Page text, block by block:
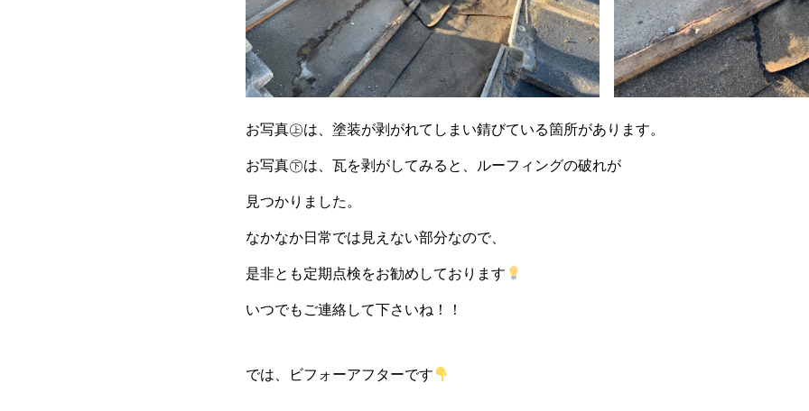
お写真㊤は、塗装が剥がれてしまい錆びている箇所があります。
お写真㊦は、瓦を剥がしてみると、ルーフィングの破れが
見つかりました。
なかなか日常では見えない部分なので、
是非とも定期点検をお勧めしております
いつでもご連絡して下さいね！！
では、ビフォーアフターです